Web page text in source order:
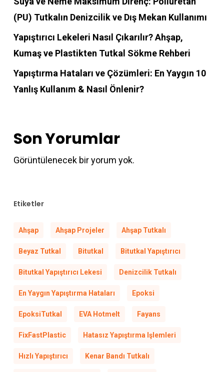
(PU) Tutkalın Denizcilik ve Dış Mekan Kullanımı
Yapıştırıcı Lekeleri Nasıl Çıkarılır? Ahşap,
Kumaş ve Plastikten Tutkal Sökme Rehberi
Yapıştırma Hataları ve Çözümleri: En Yaygın 10
Yanlış Kullanım & Nasıl Önlenir?
Son Yorumlar
Görüntülenecek bir yorum yok.
Etiketler
Ahşap Ahşap Projeler Ahşap Tutkalı
Beyaz Tutkal Bitutkal Bitutkal Yapıştırıcı
Bitutkal Yapıştırıcı Lekesi Denizcilik Tutkalı
En Yaygın Yapıştırma Hataları Epoksi
EpoksiTutkal EVA Hotmelt Fayans
FixFastPlastic Hatasız Yapıştırma Işlemleri
Hızlı Yapıştırıcı Kenar Bandı Tutkalı